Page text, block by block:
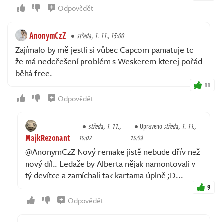
Odpovědět
AnonymCzZ středa, 1. 11., 15:00
Zajímalo by mě jestli si vůbec Capcom pamatuje to
že má nedořešení problém s Weskerem kterej pořád
běhá free.
11
Odpovědět
MajkRezonant
středa, 1. 11.,
15:02
Upravenostředa, 1. 11.,
15:03
@AnonymCzZ Nový remake jistě nebude dřív než
nový díl.. Ledaže by Alberta nějak namontovali v
tý devítce a zamíchali tak kartama úplně ;D...
9
Odpovědět